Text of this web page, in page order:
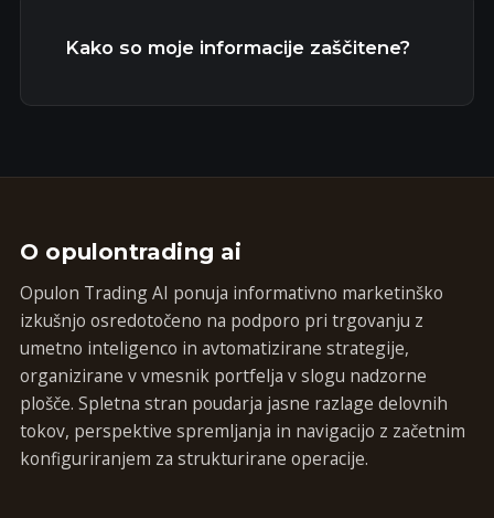
Kako so moje informacije zaščitene?
O opulontrading ai
Opulon Trading AI ponuja informativno marketinško
izkušnjo osredotočeno na podporo pri trgovanju z
umetno inteligenco in avtomatizirane strategije,
organizirane v vmesnik portfelja v slogu nadzorne
plošče. Spletna stran poudarja jasne razlage delovnih
tokov, perspektive spremljanja in navigacijo z začetnim
konfiguriranjem za strukturirane operacije.